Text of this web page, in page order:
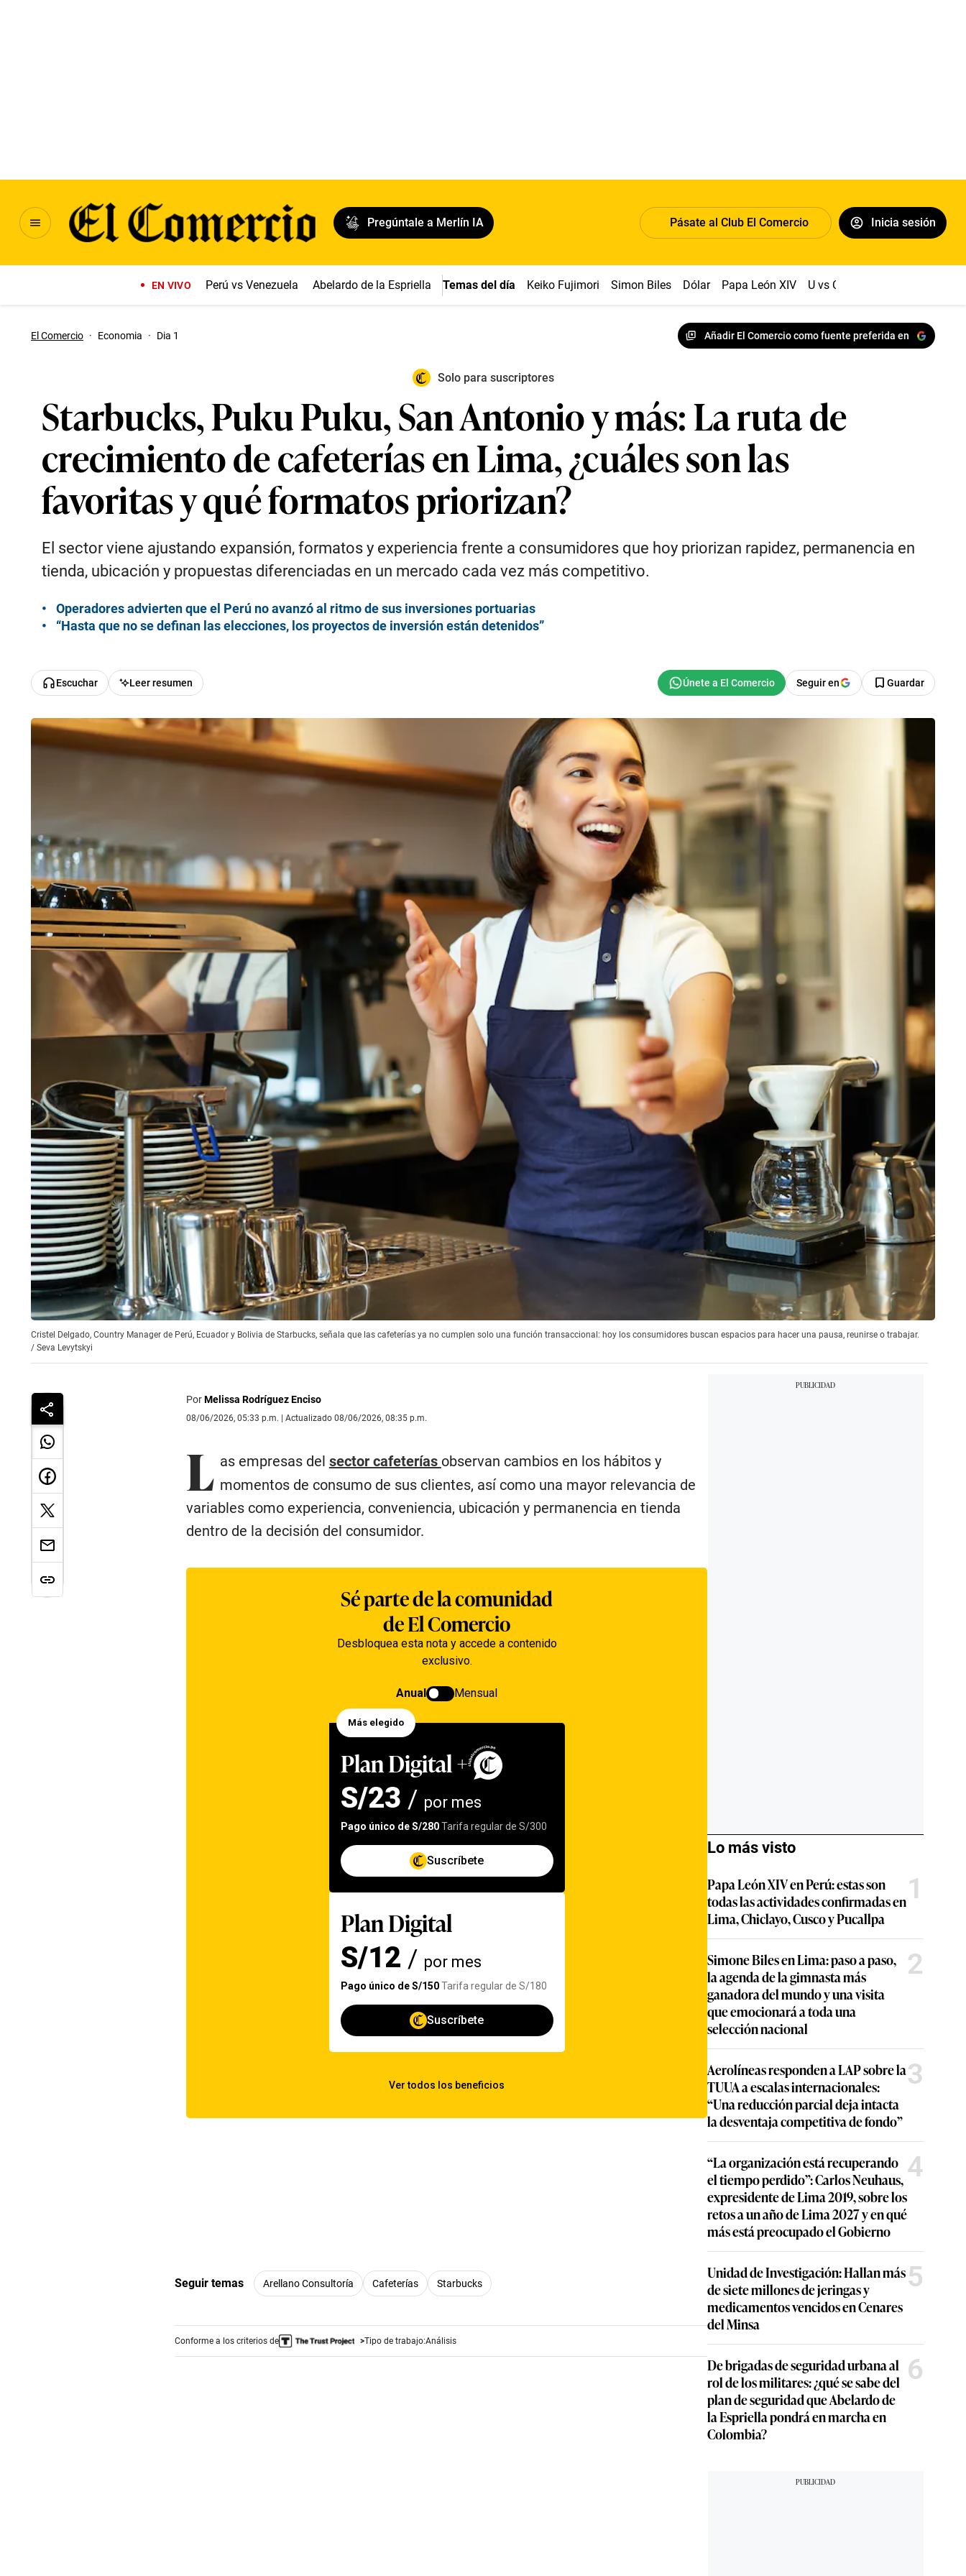
Pregúntale a Merlín IA Pásate al Club El Comercio Inicia sesión
EN VIVO Perú vs Venezuela Abelardo de la Espriella Temas del día Keiko Fujimori Simon Biles Dólar Papa León XIV U vs Cristal
El Comercio · Economia · Dia 1 Añadir El Comercio como fuente preferida en
Solo para suscriptores
Starbucks, Puku Puku, San Antonio y más: La ruta de
crecimiento de cafeterías en Lima, ¿cuáles son las
favoritas y qué formatos priorizan?
El sector viene ajustando expansión, formatos y experiencia frente a consumidores que hoy priorizan rapidez, permanencia en
tienda, ubicación y propuestas diferenciadas en un mercado cada vez más competitivo.
Operadores advierten que el Perú no avanzó al ritmo de sus inversiones portuarias
“Hasta que no se definan las elecciones, los proyectos de inversión están detenidos”
Escuchar Leer resumen Seguir en Guardar
Cristel Delgado, Country Manager de Perú, Ecuador y Bolivia de Starbucks, señala que las cafeterías ya no cumplen solo una función transaccional: hoy los consumidores buscan espacios para hacer una pausa, reunirse o trabajar.
/ Seva Levytskyi
PorMelissa Rodríguez Enciso
08/06/2026, 05:33 p.m. | Actualizado 08/06/2026, 08:35 p.m.
L as empresas del sector cafeterías observan cambios en los hábitos y
momentos de consumo de sus clientes, así como una mayor relevancia de
variables como experiencia, conveniencia, ubicación y permanencia en tienda
dentro de la decisión del consumidor.
Seguir temas Arellano Consultoría Cafeterías Starbucks
Conforme a los criterios de Tipo de trabajo:Análisis
Lo más visto
Papa León XIV en Perú: estas son
todas las actividades confirmadas en
Lima, Chiclayo, Cusco y Pucallpa
1
Simone Biles en Lima: paso a paso,
la agenda de la gimnasta más
ganadora del mundo y una visita
que emocionará a toda una
selección nacional
2
Aerolíneas responden a LAP sobre la
TUUA a escalas internacionales:
“Una reducción parcial deja intacta
la desventaja competitiva de fondo”
3
“La organización está recuperando
el tiempo perdido”: Carlos Neuhaus,
expresidente de Lima 2019, sobre los
retos a un año de Lima 2027 y en qué
más está preocupado el Gobierno
4
Unidad de Investigación: Hallan más
de siete millones de jeringas y
medicamentos vencidos en Cenares
del Minsa
5
De brigadas de seguridad urbana al
rol de los militares: ¿qué se sabe del
plan de seguridad que Abelardo de
la Espriella pondrá en marcha en
Colombia?
6